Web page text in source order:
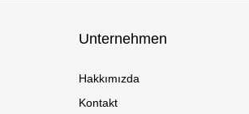
Unternehmen
Hakkımızda
Kontakt